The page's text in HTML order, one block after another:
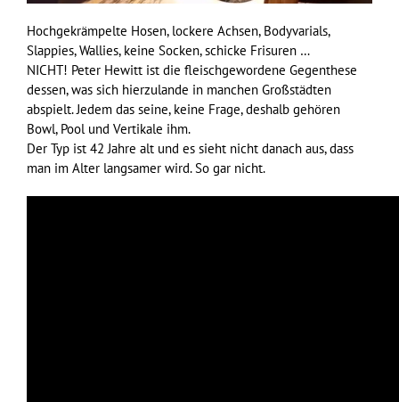
Hochgekrämpelte Hosen, lockere Achsen, Bodyvarials,
Slappies, Wallies, keine Socken, schicke Frisuren …
NICHT! Peter Hewitt ist die fleischgewordene Gegenthese
dessen, was sich hierzulande in manchen Großstädten
abspielt. Jedem das seine, keine Frage, deshalb gehören
Bowl, Pool und Vertikale ihm.
Der Typ ist 42 Jahre alt und es sieht nicht danach aus, dass
man im Alter langsamer wird. So gar nicht.